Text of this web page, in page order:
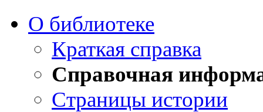
О библиотеке
Краткая справка
Справочная
Страницы истории